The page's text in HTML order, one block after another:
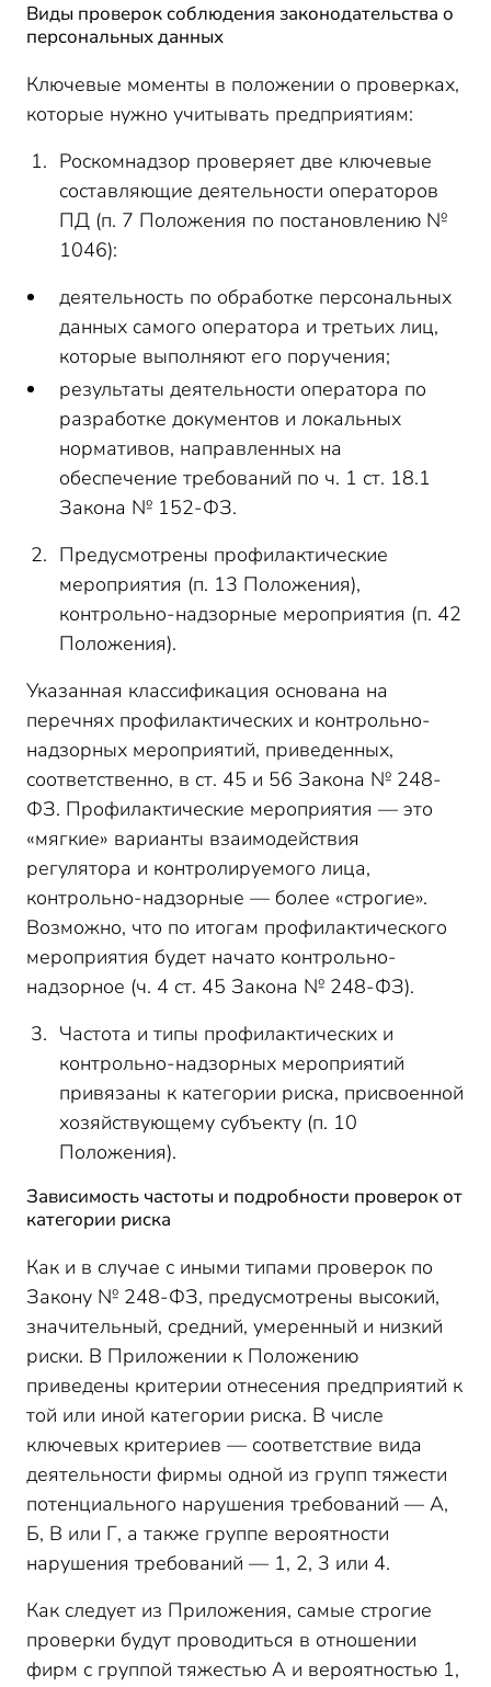
Виды проверок соблюдения законодательства о
персональных данных
Ключевые моменты в положении о проверках,
которые нужно учитывать предприятиям:
Роскомнадзор проверяет две ключевые
составляющие деятельности операторов
ПД (п. 7 Положения по постановлению №
1046):
деятельность по обработке персональных
данных самого оператора и третьих лиц,
которые выполняют его поручения;
результаты деятельности оператора по
разработке документов и локальных
нормативов, направленных на
обеспечение требований по ч. 1 ст. 18.1
Закона № 152-ФЗ.
Предусмотрены профилактические
мероприятия (п. 13 Положения),
контрольно-надзорные мероприятия (п. 42
Положения).
Указанная классификация основана на
перечнях профилактических и контрольно-
надзорных мероприятий, приведенных,
соответственно, в ст. 45 и 56 Закона № 248-
ФЗ. Профилактические мероприятия — это
«мягкие» варианты взаимодействия
регулятора и контролируемого лица,
контрольно-надзорные — более «строгие».
Возможно, что по итогам профилактического
мероприятия будет начато контрольно-
надзорное (ч. 4 ст. 45 Закона № 248-ФЗ).
Частота и типы профилактических и
контрольно-надзорных мероприятий
привязаны к категории риска, присвоенной
хозяйствующему субъекту (п. 10
Положения).
Зависимость частоты и подробности проверок от
категории риска
Как и в случае с иными типами проверок по
Закону № 248-ФЗ, предусмотрены высокий,
значительный, средний, умеренный и низкий
риски. В Приложении к Положению
приведены критерии отнесения предприятий к
той или иной категории риска. В числе
ключевых критериев — соответствие вида
деятельности фирмы одной из групп тяжести
потенциального нарушения требований — А,
Б, В или Г, а также группе вероятности
нарушения требований — 1, 2, 3 или 4.
Как следует из Приложения, самые строгие
проверки будут проводиться в отношении
фирм с группой тяжестью А и вероятностью 1,